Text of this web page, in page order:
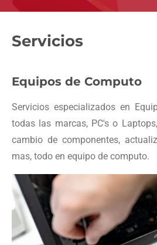
Servicios
Equipos de Computo
Servicios especializados en
todas las marcas, PC's o
cambio de componentes,
mas, todo en equipo de computo.